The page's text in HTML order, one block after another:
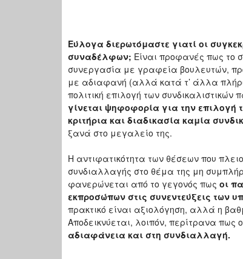
Εύλογα διερωτόμαστε γιατί οι
συναδέλφων; Είναι προφανές πως το
συνεργασία με γραφεία βουλευτών,
με αδιαφανή (αλλά κατά τ’ άλλα
πολιτική επιλογή των
γίνεται ψηφοφορία για την επιλογή
κριτήρια και διαδικασία καμία
ξανά στο μεγαλείο της.
Η αντιφατικότητα των θέσεων που
συνδιαλλαγής στο θέμα της μη
φανερώνεται από το γεγονός πως οι
εκπροσώπων στις συνεντεύξεις των
πρακτικό είναι αξιολόγηση, αλλά η
Αποδεικνύεται, λοιπόν, περίτρανα πως
αδιαφάνεια και στη συνδιαλλαγή.